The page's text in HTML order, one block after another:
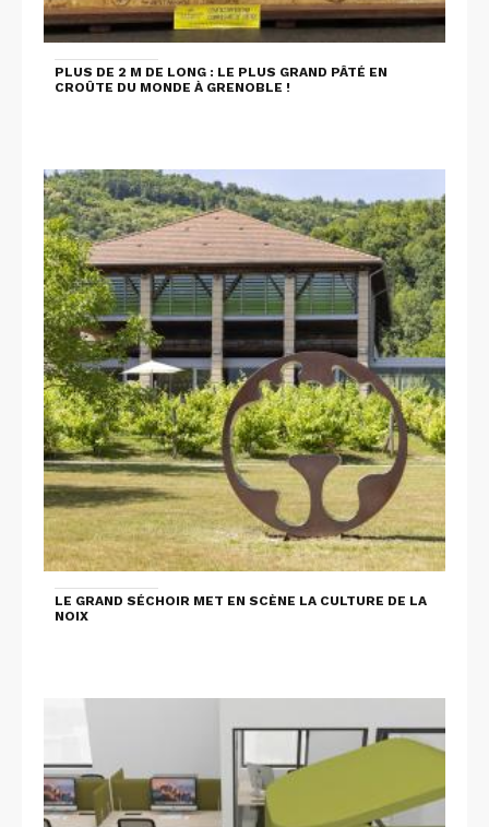
PLUS DE 2 M DE LONG : LE PLUS GRAND PÂTÉ EN
CROÛTE DU MONDE À GRENOBLE !
LE GRAND SÉCHOIR MET EN SCÈNE LA CULTURE DE LA
NOIX